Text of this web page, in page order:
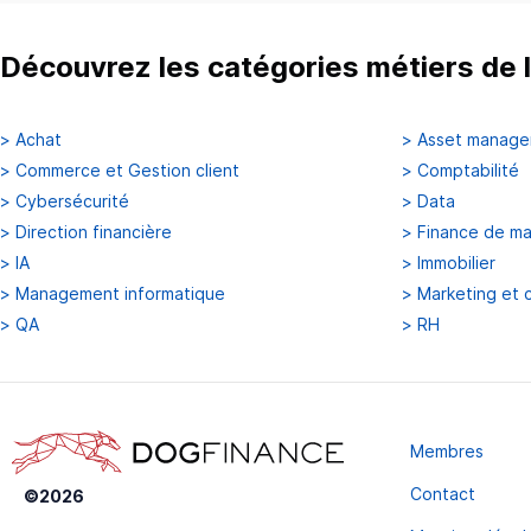
Découvrez les catégories métiers de
> Achat > Asset
> Commerce et Gestion client > Comptabilité
> Cybersécurité > Data
> Direction financière > Finance de
> IA > Immobilier
> Management informatique > Marketing et
> QA > RH
©2026
Membres
Contact